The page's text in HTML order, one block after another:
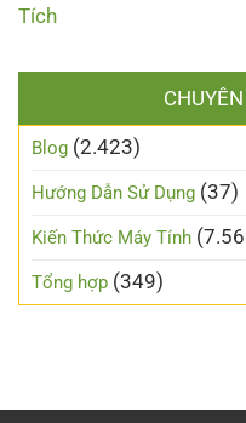
Tích
Blog (2.423)
Hướng Dẫn Sử Dụng (37)
Kiến Thức Máy Tính
Tổng hợp (349)